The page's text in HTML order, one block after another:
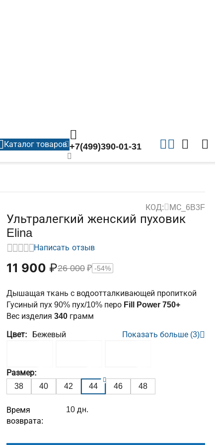
Каталог товаров +7(499)390-01-31
КОД: МС_6B3F
Ультралегкий женский пуховик
Elina
Написать отзыв
11 900 ₽26 000 ₽ -54%
Дышащая ткань с водоотталкивающей пропиткой
Гусиный пух 90% пух/10% перо Fill Power 750+
Вес изделия 340 грамм
Цвет: Бежевый Показать больше (3)
Размер:
38
40 42 44 46 48
Время
возврата:
10 дн.